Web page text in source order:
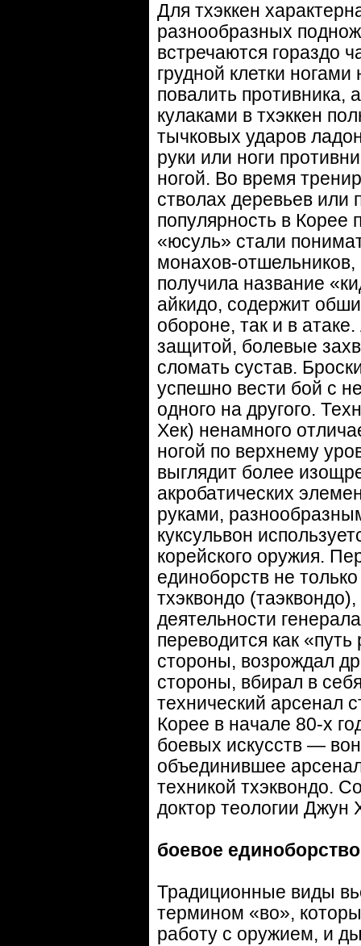
Для тхэккен
разнообразных
встречаются гораздо
грудной клетки
повалить противника,
кулаками в тхэккен
тычковых ударов
руки или ноги
ногой. Во время
стволах деревьев
популярность в Корее
«юсуль» стали
монахов-отшельников,
получила название
айкидо, содержит
обороне, так и в
защитой, болевые
сломать сустав.
успешно вести бой с
одного на другого.
Хек) ненамного
ногой по верхнему
выглядит более
акробатических
руками,
куксульвон
корейского оружия.
единоборств не
тхэквондо
деятельности
переводится как
стороны, возрождал
стороны, вбирал в
технический арсенал
Корее в начале 80-х
боевых искусств —
объединившее
техникой тхэквондо.
доктор теологии Джун
боевое
Традиционные виды
термином «во»,
работу с оружием, и